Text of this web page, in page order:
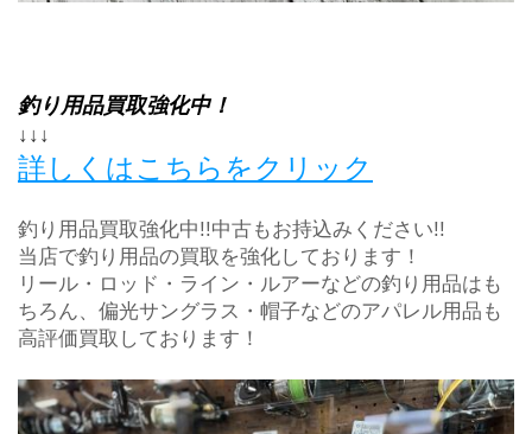
釣り用品買取強化中！
↓↓↓
詳しくはこちらをクリック
釣り用品買取強化中!!中古もお持込みください!!
当店で釣り用品の買取を強化しております！
リール・ロッド・ライン・ルアーなどの釣り用品はも
ちろん、偏光サングラス・帽子などのアパレル用品も
高評価買取しております！